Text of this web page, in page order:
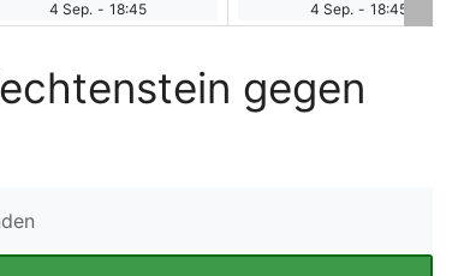
4 Sep. - 18:45 4 Sep. - 18:45
gegen